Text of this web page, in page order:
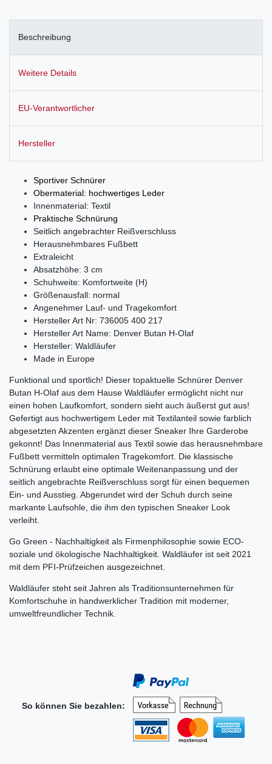
Beschreibung
Weitere Details
EU-Verantwortlicher
Hersteller
Sportiver Schnürer
Obermaterial: hochwertiges Leder
Innenmaterial: Textil
Praktische Schnürung
Seitlich angebrachter Reißverschluss
Herausnehmbares Fußbett
Extraleicht
Absatzhöhe: 3 cm
Schuhweite: Komfortweite (H)
Größenausfall: normal
Angenehmer Lauf- und Tragekomfort
Hersteller Art Nr: 736005 400 217
Hersteller Art Name: Denver Butan H-Olaf
Hersteller: Waldläufer
Made in Europe
Funktional und sportlich! Dieser topaktuelle Schnürer Denver
Butan H-Olaf aus dem Hause Waldläufer ermöglicht nicht nur
einen hohen Laufkomfort, sondern sieht auch äußerst gut aus!
Gefertigt aus hochwertigem Leder mit Textilanteil sowie farblich
abgesetzten Akzenten ergänzt dieser Sneaker Ihre Garderobe
gekonnt! Das Innenmaterial aus Textil sowie das herausnehmbare
Fußbett vermitteln optimalen Tragekomfort. Die klassische
Schnürung erlaubt eine optimale Weitenanpassung und der
seitlich angebrachte Reißverschluss sorgt für einen bequemen
Ein- und Ausstieg. Abgerundet wird der Schuh durch seine
markante Laufsohle, die ihm den typischen Sneaker Look
verleiht.
Go Green - Nachhaltigkeit als Firmenphilosophie sowie ECO-
soziale und ökologische Nachhaltigkeit. Waldläufer ist seit 2021
mit dem PFI-Prüfzeichen ausgezeichnet.
Waldläufer steht seit Jahren als Traditionsunternehmen für
Komfortschuhe in handwerklicher Tradition mit moderner,
umweltfreundlicher Technik.
So können Sie bezahlen: